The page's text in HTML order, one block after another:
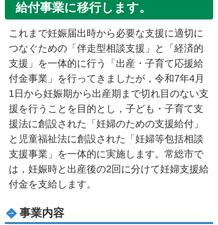
給付事業に移行します。
これまで妊娠届出時から必要な支援に適切に
つなぐための「伴走型相談支援」と「経済的
支援」を一体的に行う「出産・子育て応援給
付金事業」を行ってきましたが，令和7年4月
1日から妊娠期から出産期まで切れ目のない支
援を行うことを目的とし，子ども・子育て支
援法に創設された「妊婦のための支援給付」
と児童福祉法に創設された「妊婦等包括相談
支援事業」を一体的に実施します。常総市で
は，妊娠時と出産後の2回に分けて妊婦支援給
付金を支給します。
事業内容